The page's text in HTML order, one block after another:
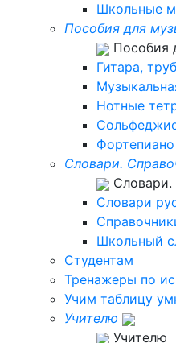
Школьные
Пособия для
Пособия
Гитара,
Нотные
Фортепиано
Словари.
Словари.
Словари
Школьный
Студентам
Тренажеры по
Учим таблицу
Учителю
Учителю